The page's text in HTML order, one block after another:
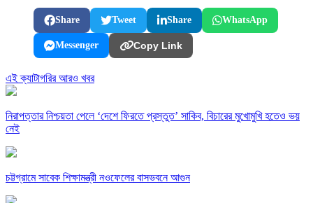
Share Tweet Share WhatsApp
Messenger Copy Link
এই ক্যাটাগরির আরও খবর
নিরাপত্তার নিশ্চয়তা পেলে ‘দেশে ফিরতে প্রস্তুত’ সাকিব, বিচারের মুখোমুখি হতেও ভয়
নেই
চট্টগ্রামে সাবেক শিক্ষামন্ত্রী নওফেলের বাসভবনে আগুন